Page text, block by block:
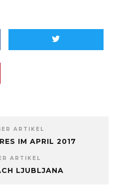
ARTIKEL
IM APRIL 2017
ARTIKEL
LJUBLJANA